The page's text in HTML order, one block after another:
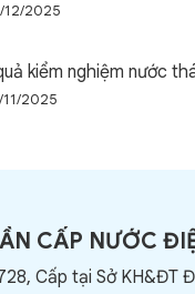
12/2025
kiểm nghiệm nước
2025
CẤP NƯỚC
Cấp tại Sở KH&ĐT